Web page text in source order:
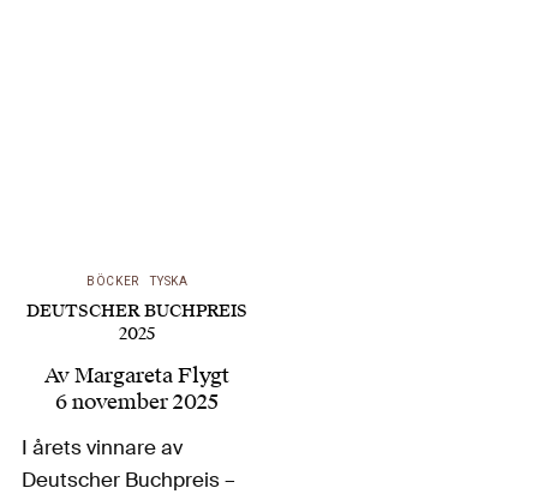
BÖCKER TYSKA
DEUTSCHER BUCHPREIS
2025
AvMargareta Flygt
6 november 2025
I årets vinnare av
Deutscher Buchpreis –